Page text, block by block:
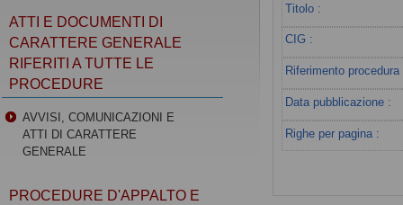
Titolo :
CIG :
Riferimento procedura
Data pubblicazione :
Righe per pagina :
ATTI E DOCUMENTI DI
CARATTERE GENERALE
RIFERITI A TUTTE LE
PROCEDURE
AVVISI, COMUNICAZIONI E
ATTI DI CARATTERE
GENERALE
PROCEDURE D'APPALTO E